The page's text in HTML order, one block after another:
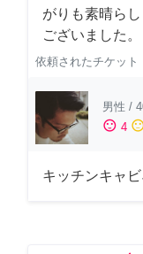
がりも素晴ら
ございました。
依頼されたチケット
男性 /
sentiment_satisfied 4
キッチンキャ